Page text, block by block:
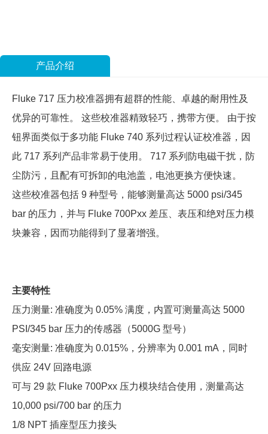
产品介绍
Fluke 717 压力校准器拥有超群的性能、卓越的耐用性及
优异的可靠性。 这些校准器精致轻巧，携带方便。 由于按
钮界面类似于多功能 Fluke 740 系列过程认证校准器，因
此 717 系列产品非常易于使用。 717 系列防电磁干扰，防
尘防污，且配有可拆卸的电池盖，电池更换方便快速。
这些校准器包括 9 种型号，能够测量高达 5000 psi/345
bar 的压力，并与 Fluke 700Pxx 差压、表压和绝对压力模
块兼容，因而功能得到了显著增强。
主要特性
压力测量: 准确度为 0.05% 满度，内置可测量高达 5000
PSI/345 bar 压力的传感器（5000G 型号）
毫安测量: 准确度为 0.015%，分辨率为 0.001 mA，同时
供应 24V 回路电源
可与 29 款 Fluke 700Pxx 压力模块结合使用，测量高达
10,000 psi/700 bar 的压力
1/8 NPT 插座型压力接头